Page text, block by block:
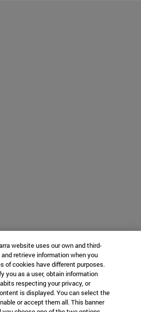
website uses our own and third-
retrieve information when you
of cookies have different purposes.
you as a user, obtain information
respecting your privacy, or
is displayed. You can select the
or accept them all. This banner